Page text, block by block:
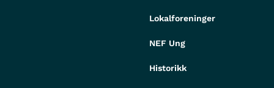
Lokalforeninger
NEF Ung
Historikk